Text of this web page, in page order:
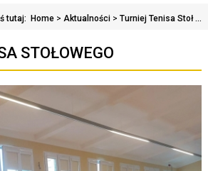
tutaj: Home > Aktualności > Turniej Tenisa Stoł ...
STOŁOWEGO